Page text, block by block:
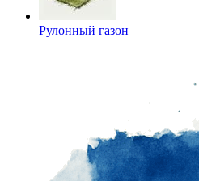
Рулонный газон